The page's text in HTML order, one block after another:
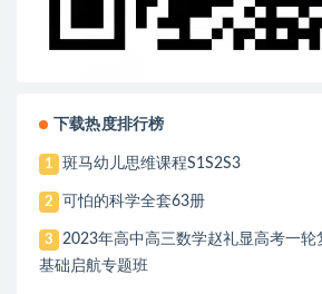
下载热度排行榜
1 斑马幼儿思维课程S1S2S3
2 可怕的科学全套63册
3
2023年高中高三数学赵礼显高考一轮
基础启航专题班